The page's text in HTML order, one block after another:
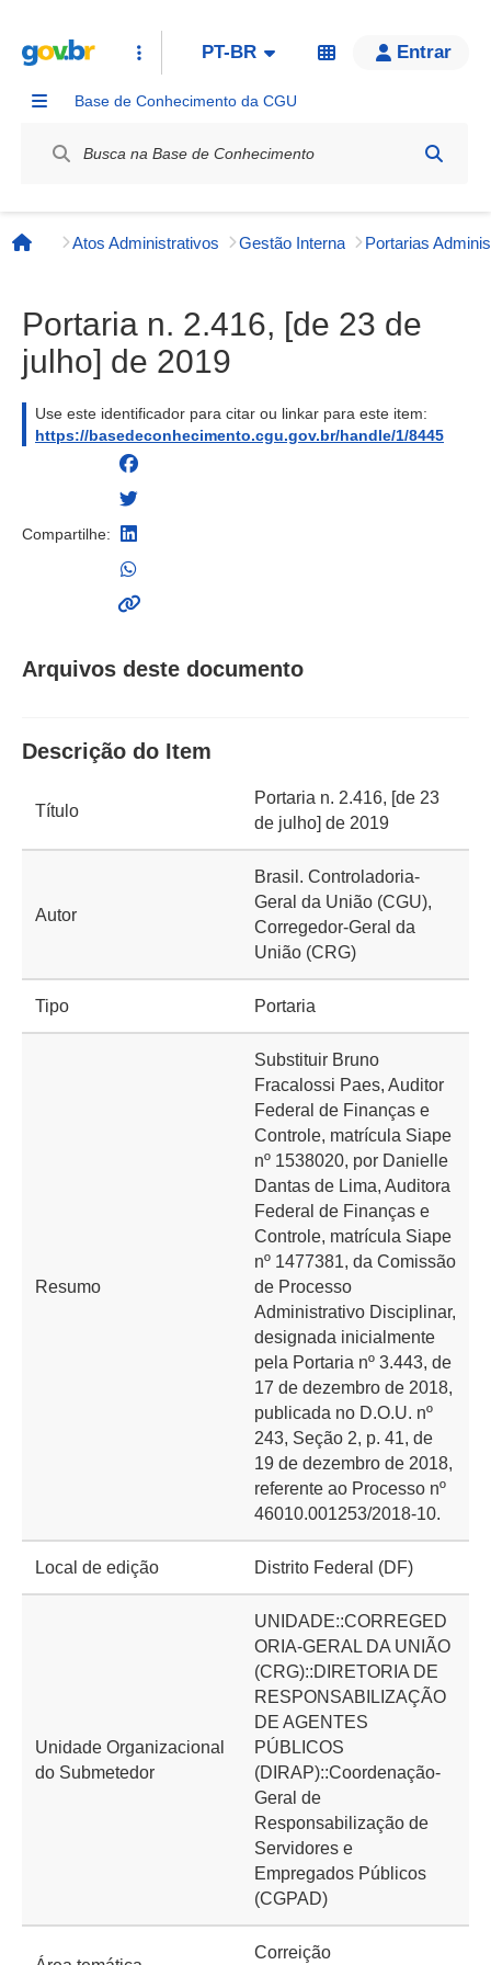
PT-BR Entrar
Base de Conhecimento da CGU
Página inicial
Atos Administrativos Gestão Interna
Portaria n. 2.416, [de 23 de
julho] de 2019
Use este identificador para citar ou linkar para este item:
https://basedeconhecimento.cgu.gov.br/handle/1/8445
Compartilhe:
Arquivos deste documento
Descrição do Item
Título
Portaria n. 2.416, [de 23
de julho] de 2019
Autor
Brasil. Controladoria-
Geral da União (CGU),
Corregedor-Geral da
União (CRG)
Tipo Portaria
Resumo
Substituir Bruno
Fracalossi Paes, Auditor
Federal de Finanças e
Controle, matrícula Siape
nº 1538020, por Danielle
Dantas de Lima, Auditora
Federal de Finanças e
Controle, matrícula Siape
nº 1477381, da Comissão
de Processo
Administrativo Disciplinar,
designada inicialmente
pela Portaria nº 3.443, de
17 de dezembro de 2018,
publicada no D.O.U. nº
243, Seção 2, p. 41, de
19 de dezembro de 2018,
referente ao Processo nº
46010.001253/2018-10.
Local de edição Distrito Federal (DF)
Unidade Organizacional
do Submetedor
UNIDADE::CORREGED
ORIA-GERAL DA UNIÃO
(CRG)::DIRETORIA DE
RESPONSABILIZAÇÃO
DE AGENTES
PÚBLICOS
(DIRAP)::Coordenação-
Geral de
Responsabilização de
Servidores e
Empregados Públicos
(CGPAD)
Correição